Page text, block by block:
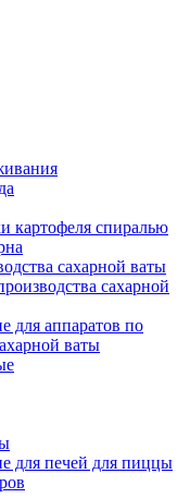
картофеля спиралью
сахарной ваты
сахарной
для аппаратов по
ваты
для печей для пиццы